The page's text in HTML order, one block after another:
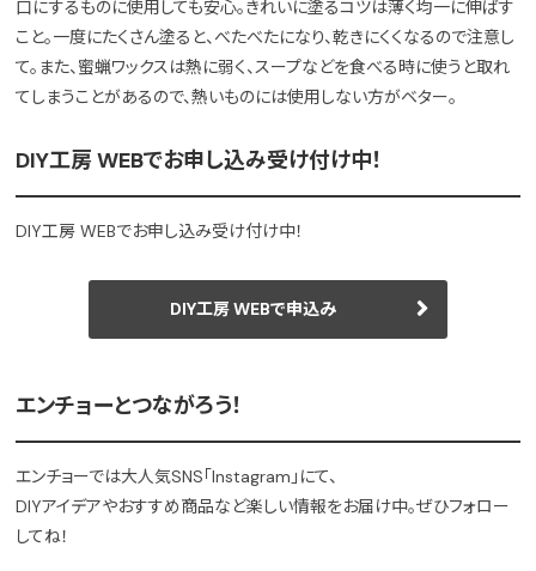
口にするものに使用しても安心。きれいに塗るコツは薄く均一に伸ばす
こと。一度にたくさん塗ると、べたべたになり、乾きにくくなるので注意し
て。また、蜜蝋ワックスは熱に弱く、スープなどを食べる時に使うと取れ
てしまうことがあるので、熱いものには使用しない方がベター。
DIY工房 WEBでお申し込み受け付け中！
DIY工房 WEBでお申し込み受け付け中！
DIY工房 WEBで申込み
エンチョーとつながろう！
エンチョーでは大人気SNS「Instagram」にて、
DIYアイデアやおすすめ商品など楽しい情報をお届け中。ぜひフォロー
してね！